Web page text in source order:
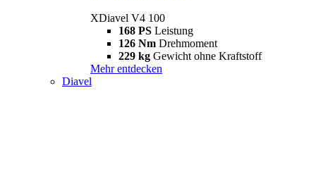
XDiavel V4 100
168 PS Leistung
126 Nm Drehmoment
229 kg Gewicht ohne Kraftstoff
Mehr entdecken
Diavel